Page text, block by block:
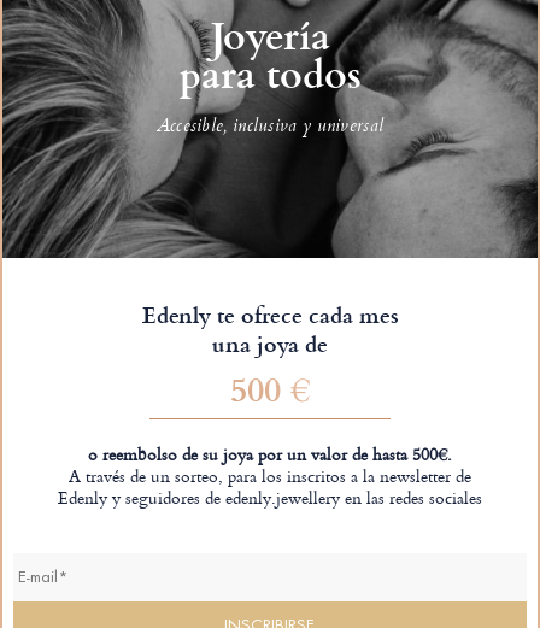
Joyería
para todos
Accesible, inclusiva y universal
Edenly te ofrece cada mes
una joya de
500 €
o reembolso de su joya por un valor de hasta 500€.
A través de un sorteo, para los inscritos a la newsletter de
Edenly y seguidores de edenly.jewellery en las redes sociales